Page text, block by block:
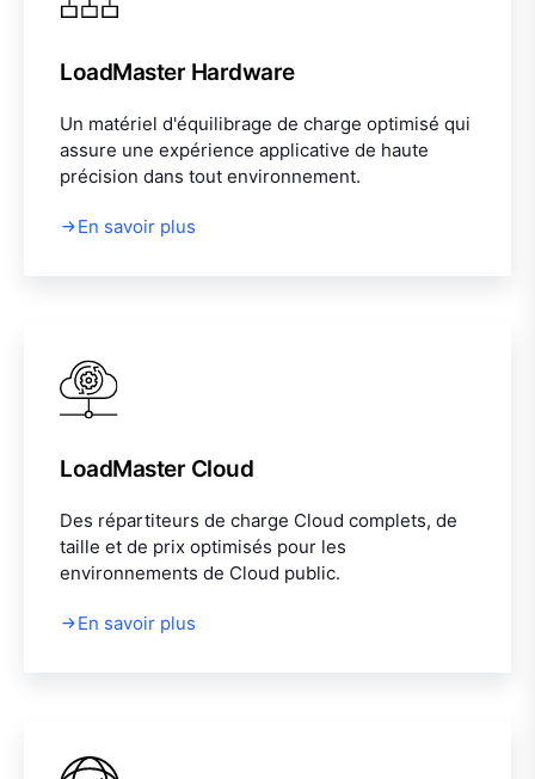
LoadMaster Hardware
Un matériel d'équilibrage de charge optimisé qui
assure une expérience applicative de haute
précision dans tout environnement.
En savoir plus
LoadMaster Cloud
Des répartiteurs de charge Cloud complets, de
taille et de prix optimisés pour les
environnements de Cloud public.
En savoir plus